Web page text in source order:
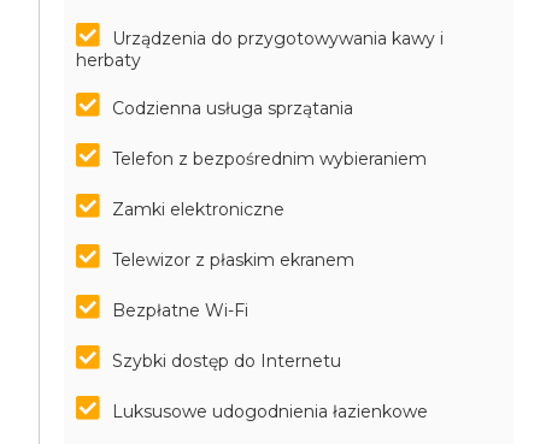
Urządzenia do przygotowywania kawy i
herbaty
Codzienna usługa sprzątania
Telefon z bezpośrednim wybieraniem
Zamki elektroniczne
Telewizor z płaskim ekranem
Bezpłatne Wi-Fi
Szybki dostęp do Internetu
Luksusowe udogodnienia łazienkowe